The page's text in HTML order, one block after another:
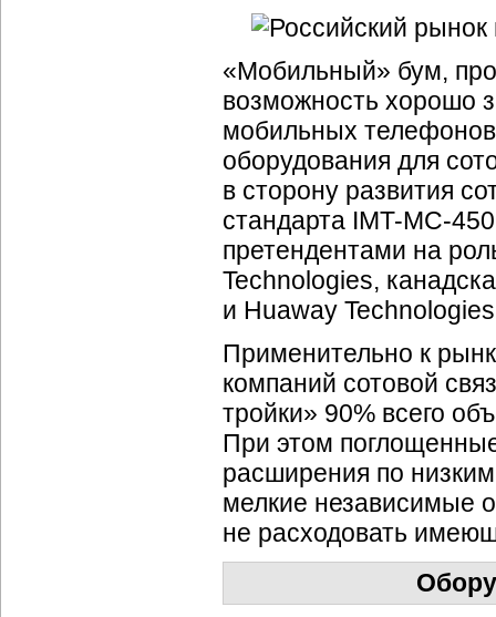
«Мобильный» бум,
возможность хорошо
мобильных
оборудования для
в сторону развития
стандарта IMT-MC-
претендентами на
Technologies,
и Huaway
Применительно к
компаний сотовой
тройки» 90% всего
При этом
расширения по
мелкие независимые
не расходовать